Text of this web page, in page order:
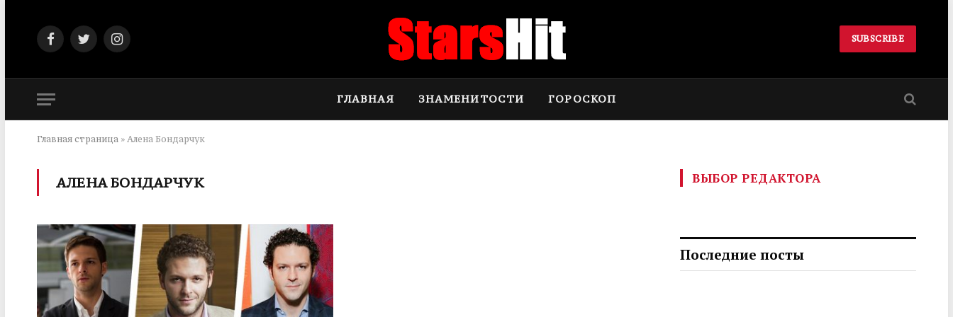
FacebookTwitterInstagram SUBSCRIBE
ГЛАВНАЯ ЗНАМЕНИТОСТИ ГОРОСКОП
Главная страница » Алена Бондарчук
АЛЕНА БОНДАРЧУК ВЫБОР РЕДАКТОРА
Последние посты